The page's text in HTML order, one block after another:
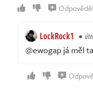
LockRock1
@ewogap já měl